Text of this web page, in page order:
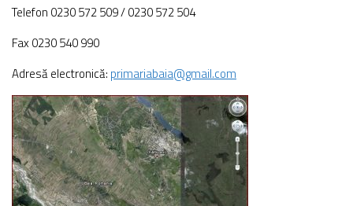
Telefon 0230 572 509 /0230 572 504
Fax 0230 540 990
Adresă electronică: primariabaia@gmail.com